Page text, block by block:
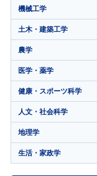
機械工学
土木・建築工学
農学
医学・薬学
健康・スポーツ科学
人文・社会科学
地理学
生活・家政学